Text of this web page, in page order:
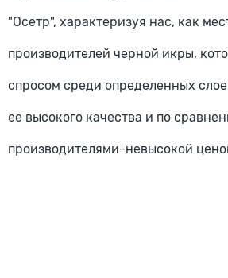
"Осетр", характеризуя нас, как
производителей черной икры,
спросом среди определенных
ее высокого качества и по
производителями-невысокой